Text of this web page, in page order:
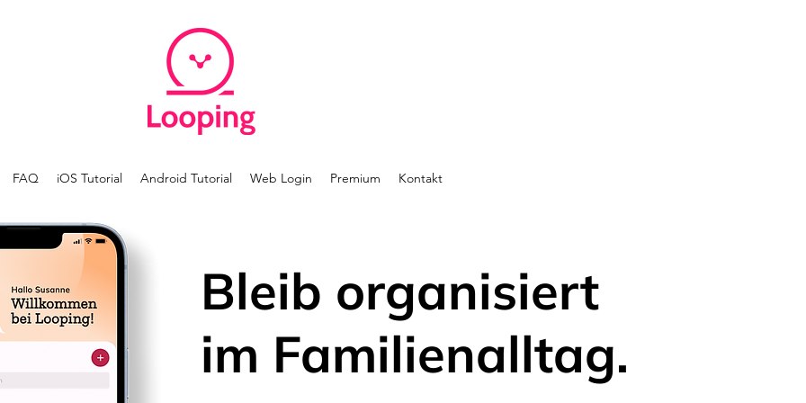
FAQ iOS Tutorial Android Tutorial Web Login Premium Kontakt
Bleib organisiert
im Familienalltag.